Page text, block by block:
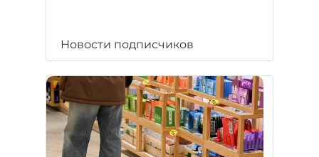
Новости подписчиков